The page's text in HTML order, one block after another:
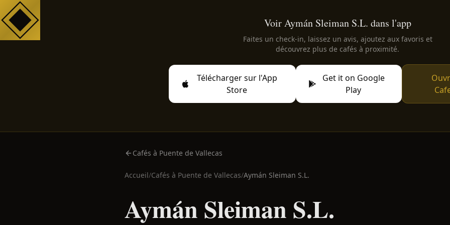
Voir Aymán Sleiman S.L. dans l'app
Faites un check-in, laissez un avis, ajoutez aux favoris et
découvrez plus de cafés à proximité.
Télécharger sur l'App
Store
Get it on Google
Play
Cafés à Puente de Vallecas
Accueil/Cafés à Puente de Vallecas/Aymán Sleiman S.L.
Aymán Sleiman S.L.